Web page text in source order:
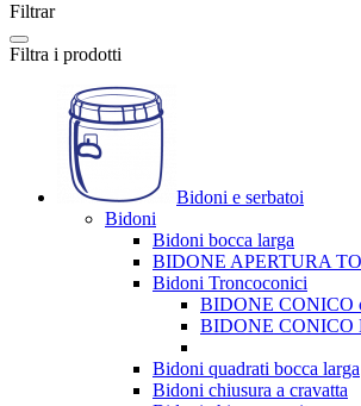
Filtrar
Filtra i prodotti
Bidoni e serbatoi
Bidoni
Bidoni bocca larga
BIDONE APERTURA
Bidoni Troncoconici
BIDONE CONICO
BIDONE CONICO
Bidoni quadrati bocca larga
Bidoni chiusura a cravatta